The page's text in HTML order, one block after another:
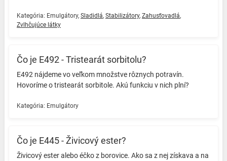
Kategória: Emulgátory, Sladidlá, Stabilizátory, Zahusťovadlá,
Zvlhčujúce látky
Čo je E492 - Tristearát sorbitolu?
E492 nájdeme vo veľkom množstve rôznych potravín.
Hovoríme o tristearát sorbitole. Akú funkciu v nich plní? ️
Kategória: Emulgátory
Čo je E445 - Živicový ester?
Živicový ester alebo éčko z borovice. Ako sa z nej získava a na